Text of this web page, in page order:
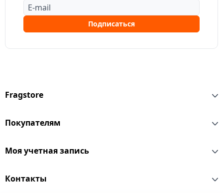
Подписаться
Fragstore
Покупателям
Моя учетная запись
Контакты